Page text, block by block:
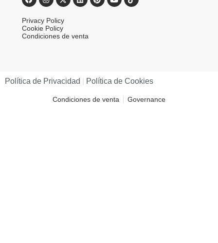
Privacy Policy
Cookie Policy
Condiciones de venta
Política de Privacidad​ Política de Cookies​
Condiciones de venta Governance